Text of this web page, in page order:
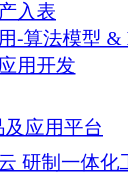
入表
-算法模型 &
用开发
应用平台
研制一体